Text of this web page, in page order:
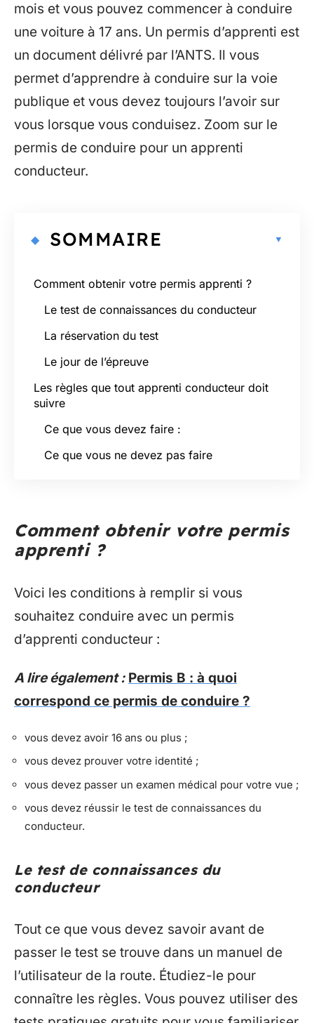
mois et vous pouvez commencer à conduire
une voiture à 17 ans. Un permis d’apprenti est
un document délivré par l’ANTS. Il vous
permet d’apprendre à conduire sur la voie
publique et vous devez toujours l’avoir sur
vous lorsque vous conduisez. Zoom sur le
permis de conduire pour un apprenti
conducteur.
SOMMAIRE
Comment obtenir votre permis apprenti ?
Le test de connaissances du conducteur
La réservation du test
Le jour de l’épreuve
Les règles que tout apprenti conducteur doit
suivre
Ce que vous devez faire :
Ce que vous ne devez pas faire
Comment obtenir votre permis
apprenti ?
Voici les conditions à remplir si vous
souhaitez conduire avec un permis
d’apprenti conducteur :
A lire également : Permis B : à quoi
correspond ce permis de conduire ?
vous devez avoir 16 ans ou plus ;
vous devez prouver votre identité ;
vous devez passer un examen médical pour votre vue ;
vous devez réussir le test de connaissances du
conducteur.
Le test de connaissances du
conducteur
Tout ce que vous devez savoir avant de
passer le test se trouve dans un manuel de
l’utilisateur de la route. Étudiez-le pour
connaître les règles. Vous pouvez utiliser des